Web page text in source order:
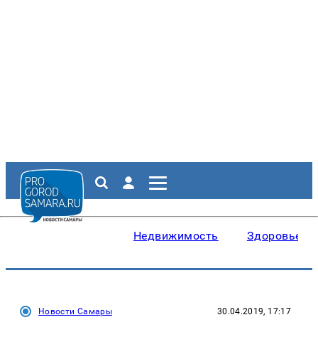
Недвижимость Здоровье
Новости Самары 30.04.2019, 17:17